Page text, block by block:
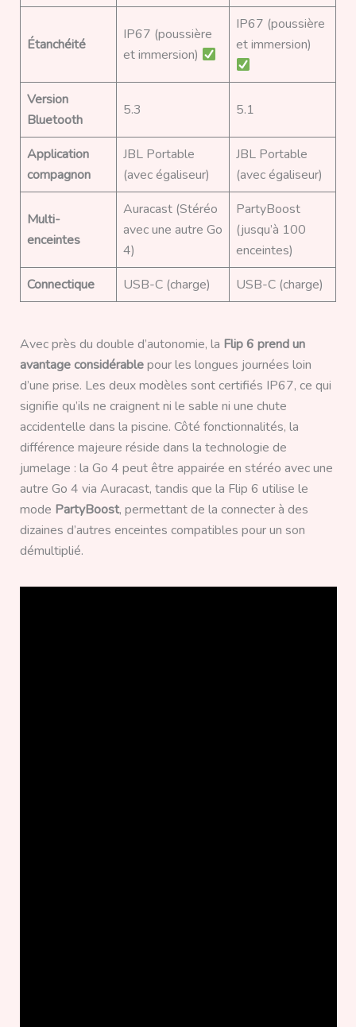
Étanchéité
IP67 (poussière
et immersion)
IP67 (poussière
et immersion)
Version
Bluetooth
5.3 5.1
Application
compagnon
JBL Portable
(avec égaliseur)
JBL Portable
(avec égaliseur)
Multi-
enceintes
Auracast (Stéréo
avec une autre Go
4)
PartyBoost
(jusqu’à 100
enceintes)
Connectique
USB-C (charge) USB-C (charge)
Avec près du double d’autonomie, la Flip 6 prend un
avantage considérablepour les longues journées loin
d’une prise. Les deux modèles sont certifiés IP67, ce qui
signifie qu’ils ne craignent ni le sable ni une chute
accidentelle dans la piscine. Côté fonctionnalités, la
différence majeure réside dans la technologie de
jumelage : la Go 4 peut être appairée en stéréo avec une
autre Go 4 via Auracast, tandis que la Flip 6 utilise le
mode PartyBoost, permettant de la connecter à des
dizaines d’autres enceintes compatibles pour un son
démultiplié.